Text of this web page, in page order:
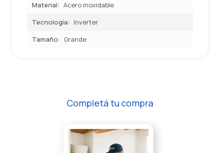
Material
Acero inoxidable
Tecnología
Inverter
Tamaño
Grande
Completá tu compra